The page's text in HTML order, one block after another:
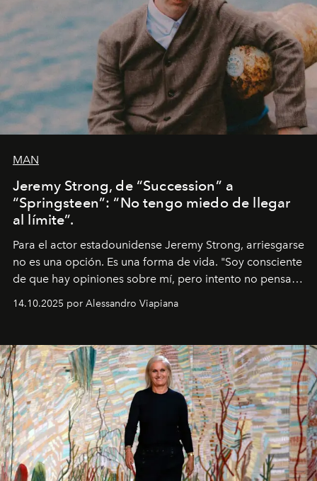
MAN
Jeremy Strong, de “Succession” a
“Springsteen”: “No tengo miedo de llegar
al límite”.
Para el actor estadounidense Jeremy Strong, arriesgarse
no es una opción. Es una forma de vida. "Soy consciente
de que hay opiniones sobre mí, pero intento no pensar
demasiado en cómo me perciben. Creo que es una
pérdida de tiempo", afirma.
14.10.2025 por Alessandro Viapiana